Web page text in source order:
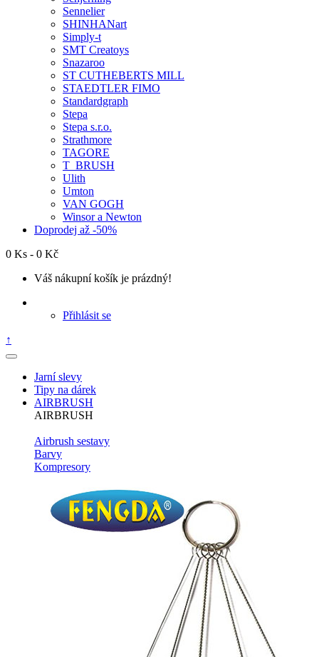
Sennelier
SHINHANart
Simply-t
SMT Creatoys
Snazaroo
ST CUTHEBERTS MILL
STAEDTLER FIMO
Standardgraph
Stepa
Stepa s.r.o.
Strathmore
TAGORE
T_BRUSH
Ulith
Umton
VAN GOGH
Winsor a Newton
Doprodej až -50%
0 Ks - 0 Kč
Váš nákupní košík je prázdný!
Přihlásit se
↑
Jarní slevy
Tipy na dárek
AIRBRUSH
AIRBRUSH
Airbrush sestavy
Barvy
Kompresory